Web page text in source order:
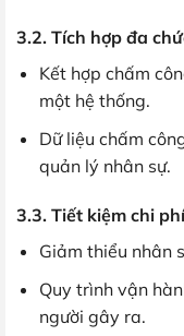
3.2. Tích hợp đa
Kết hợp chấm
một hệ thống.
Dữ liệu chấm
quản lý nhân sự.
3.3. Tiết kiệm chi
Giảm thiểu nhân
Quy trình vận
người gây ra.